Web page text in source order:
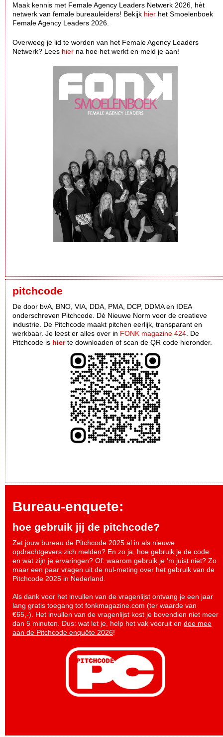
Maak kennis met Female Agency Leaders Netwerk 2026, hèt
netwerk van female bureauleiders! Bekijk hier het Smoelenboek
Female Agency Leaders 2026.
Overweeg je lid te worden van het Female Agency Leaders
Netwerk? Lees hier na hoe het werkt en meld je aan!
pitchcode
De door bvA, BNO, VIA, DDA, PMA, DCP, DDMA en IDEA
onderschreven Pitchcode. Dè Nieuwe Norm voor de creatieve
industrie. De Pitchcode maakt pitchen eerlijk, transparant en
werkbaar. Je leest er alles over in FONK magazine 424 . De
Pitchcode is hierte downloaden of scan de QR code hieronder.
Bureau-enquete:
hoe gebruik jij de pitchcode?
Zet jouw bureau de Pitchcode 2025 al in als nieuwe
opdrachtgevers zich melden? En zo ja, hoe gebruik je de code
en wat zijn je ervaringen? Of: waarom gebruik je ‘m juist niet? Zo
maar een paar vragen uit de nul-meting over het gebruik van de
Pitchcode 2025 in Nederland.
Als dank voor het invullen van de vragenlijst ontvang je een jaar
lang gratis toegang tot fonkmagazine.com (ter waarde van
€65,-). Het invullen van de vragenlijst kost je bovendien niet meer
dan 5 minuten. Dus: wat let je, help het vak vooruit en doe mee
aan de Pitchcode enquête 2026!